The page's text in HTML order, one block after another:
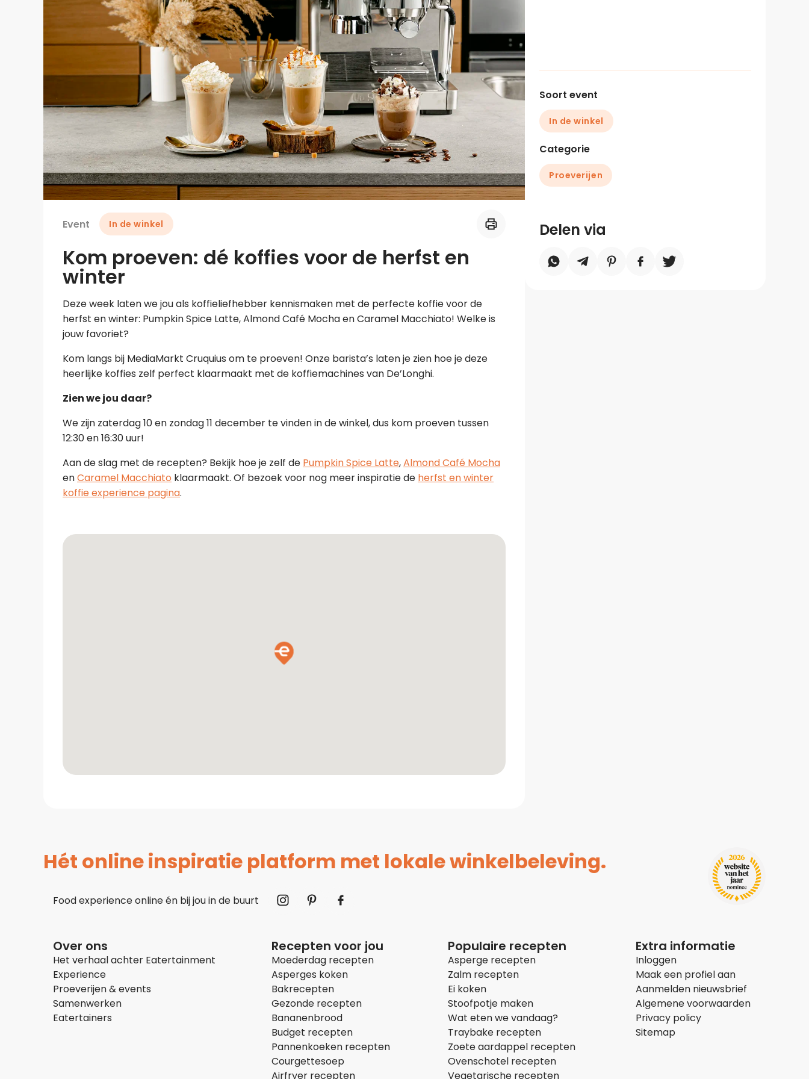
Midden-Oosters
Kooktips & blogs
Leer koken als een chef
Kooktips & blogs
Event In de winkel
Kom proeven: dé koffies voor de herfst en
winter
Deze week laten we jou als koffieliefhebber kennismaken met de perfecte koffie voor de
herfst en winter: Pumpkin Spice Latte, Almond Café Mocha en Caramel Macchiato! Welke is
jouw favoriet?
Kom langs bij MediaMarkt Cruquius om te proeven! Onze barista’s laten je zien hoe je deze
heerlijke koffies zelf perfect klaarmaakt met de koffiemachines van De’Longhi.
Zien we jou daar?
We zijn zaterdag 10 en zondag 11 december te vinden in de winkel, dus kom proeven tussen
12:30 en 16:30 uur!
Aan de slag met de recepten? Bekijk hoe je zelf de Pumpkin Spice Latte,Almond Café Mocha
enCaramel Macchiato klaarmaakt. Of bezoek voor nog meer inspiratie de herfst en winter
koffie experience pagina.
Soort event
In de winkel
Categorie
Proeverijen
Delen via
Hét online inspiratie platform met lokale winkelbeleving.
Food experience online én bij jou in de buurt
Over ons
Het verhaal achter Eatertainment
Experience
Proeverijen & events
Samenwerken
Eatertainers
Recepten voor jou
Moederdag recepten
Asperges koken
Bakrecepten
Gezonde recepten
Bananenbrood
Budget recepten
Pannenkoeken recepten
Courgettesoep
Airfryer recepten
Populaire recepten
Asperge recepten
Zalm recepten
Ei koken
Stoofpotje maken
Wat eten we vandaag?
Traybake recepten
Zoete aardappel recepten
Ovenschotel recepten
Vegetarische recepten
Extra informatie
Inloggen
Maak een profiel aan
Aanmelden nieuwsbrief
Algemene voorwaarden
Privacy policy
Sitemap